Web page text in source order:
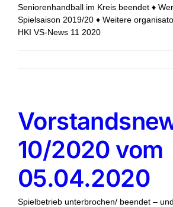
Seniorenhandball im Kreis beendet ♦
Spielsaison 2019/20 ♦ Weitere
HKI VS-News 11 2020
10/2020 vom
05.04.2020
Spielbetrieb unterbrochen/ beendet –